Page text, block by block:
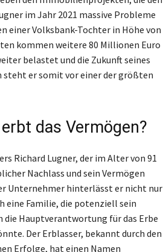
im Jahr 2021 massive Probleme
einer Volksbank-Tochter in Höhe von
kommen weitere 80 Millionen Euro
belastet und die Zukunft seines
steht er somit vor einer der größten
das Vermögen?
Richard Lugner, der im Alter von 91
Nachlass und sein Vermögen
Unternehmer hinterlässt er nicht nur
eine Familie, die potenziell sein
Hauptverantwortung für das Erbe
Der Erblasser, bekannt durch den
Erfolge, hat einen Namen